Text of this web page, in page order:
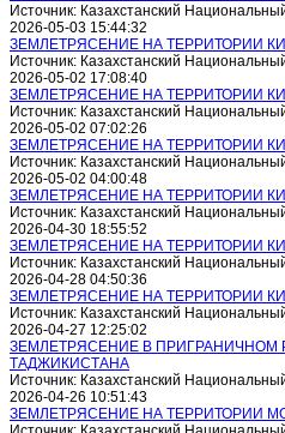
Источник: Казахстанский
2026-05-03 15:44:32
ЗЕМЛЕТРЯСЕНИЕ НА ТЕРРИТОРИИ
Источник: Казахстанский
2026-05-02 17:08:40
ЗЕМЛЕТРЯСЕНИЕ НА ТЕРРИТОРИИ
Источник: Казахстанский
2026-05-02 07:02:26
ЗЕМЛЕТРЯСЕНИЕ НА ТЕРРИТОРИИ
Источник: Казахстанский
2026-05-02 04:00:48
ЗЕМЛЕТРЯСЕНИЕ НА ТЕРРИТОРИИ
Источник: Казахстанский
2026-04-30 18:55:52
ЗЕМЛЕТРЯСЕНИЕ НА ТЕРРИТОРИИ
Источник: Казахстанский
2026-04-28 04:50:36
ЗЕМЛЕТРЯСЕНИЕ НА ТЕРРИТОРИИ
Источник: Казахстанский
2026-04-27 12:25:02
ЗЕМЛЕТРЯСЕНИЕ В ПРИГРАНИЧНОМ
ТАДЖИКИСТАНА
Источник: Казахстанский
2026-04-26 10:51:43
ЗЕМЛЕТРЯСЕНИЕ НА ТЕРРИТОРИИ